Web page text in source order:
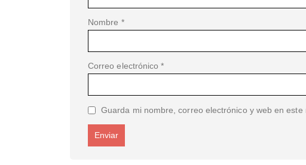
Nombre *
Correo electrónico*
Guarda mi nombre, correo electrónico y web en